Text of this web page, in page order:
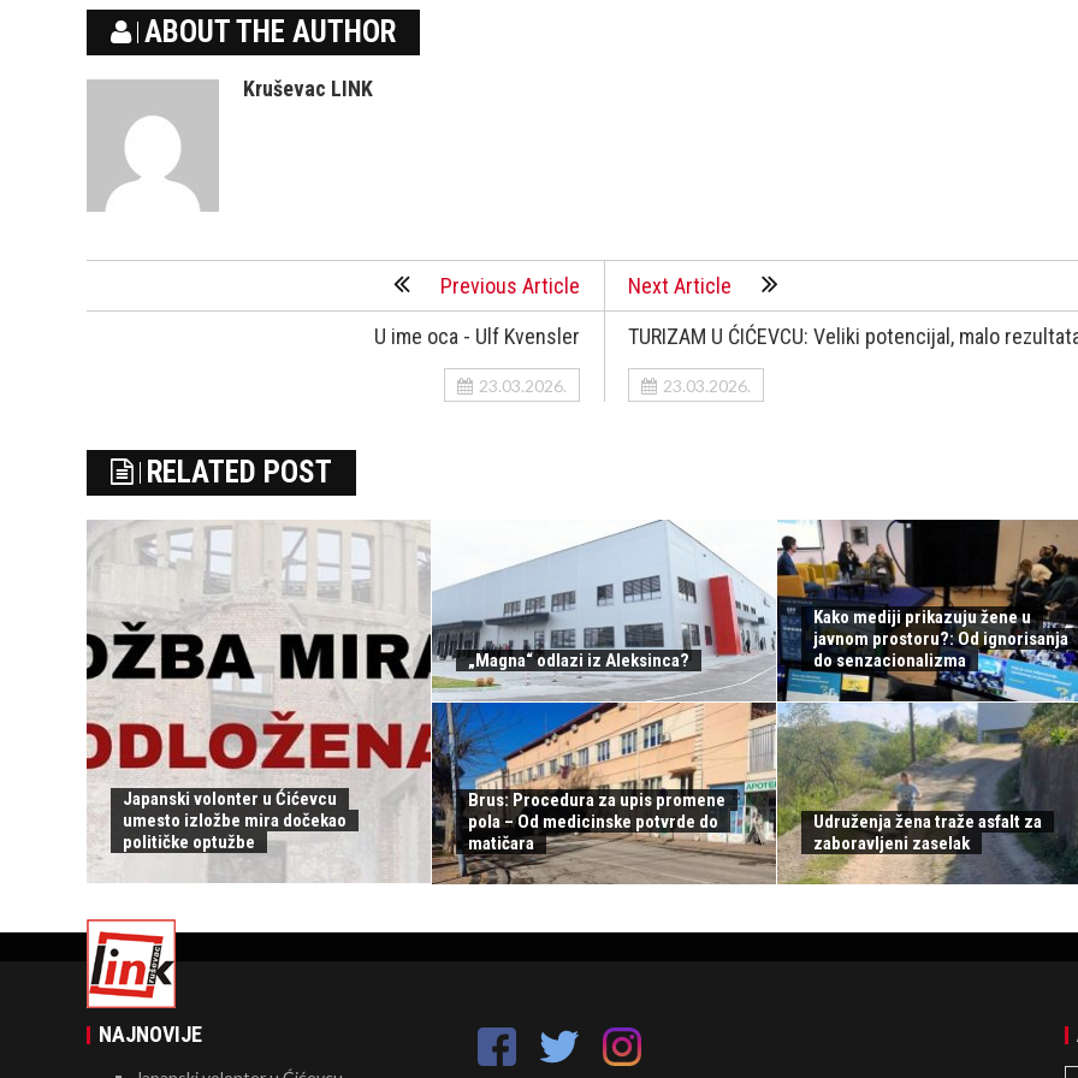
ABOUT THE AUTHOR
Kruševac LINK
Previous Article
U ime oca - Ulf Kvensler
23.03.2026.
Next Article
TURIZAM U ĆIĆEVCU: Veliki potencijal, malo
23.03.2026.
RELATED POST
Japanski volonter u Ćićevcu
umesto izložbe mira dočekao
političke optužbe
„Magna“ odlazi iz Aleksinca?
Kako mediji prikazuju žene u
javnom prostoru?: Od ignorisanja
do senzacionalizma
Brus: Procedura za upis promene
pola – Od medicinske potvrde do
matičara
Udruženja žena traže asfalt za
zaboravljeni zaselak
NAJNOVIJE